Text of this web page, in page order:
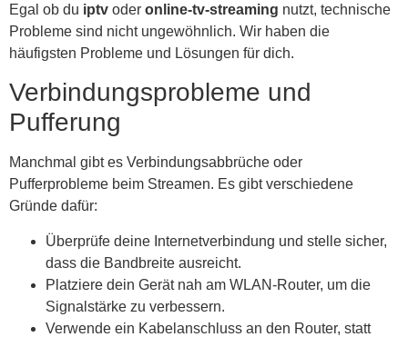
Egal ob du iptv oder online-tv-streaming nutzt, technische
Probleme sind nicht ungewöhnlich. Wir haben die
häufigsten Probleme und Lösungen für dich.
Verbindungsprobleme und
Pufferung
Manchmal gibt es Verbindungsabbrüche oder
Pufferprobleme beim Streamen. Es gibt verschiedene
Gründe dafür:
Überprüfe deine Internetverbindung und stelle sicher,
dass die Bandbreite ausreicht.
Platziere dein Gerät nah am WLAN-Router, um die
Signalstärke zu verbessern.
Verwende ein Kabelanschluss an den Router, statt